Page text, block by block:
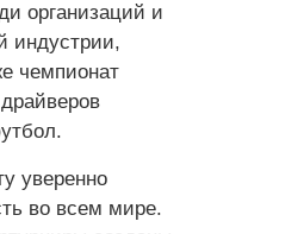
организаций и
индустрии,
чемпионат
уверенно
во всем мире.